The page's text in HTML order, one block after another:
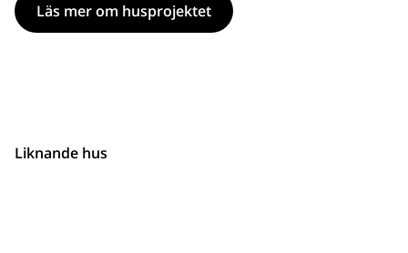
Läs mer om husprojektet
Liknande hus